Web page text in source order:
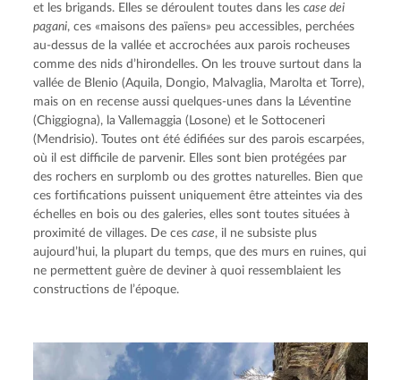
et les brigands. Elles se déroulent toutes dans les case dei
pagani, ces «maisons des païens» peu accessibles, perchées
au-dessus de la vallée et accrochées aux parois rocheuses
comme des nids d’hirondelles. On les trouve surtout dans la
vallée de Blenio (Aquila, Dongio, Malvaglia, Marolta et Torre),
mais on en recense aussi quelques-unes dans la Léventine
(Chiggiogna), la Vallemaggia (Losone) et le Sottoceneri
(Mendrisio). Toutes ont été édifiées sur des parois escarpées,
où il est difficile de parvenir. Elles sont bien protégées par
des rochers en surplomb ou des grottes naturelles. Bien que
ces fortifications puissent uniquement être atteintes via des
échelles en bois ou des galeries, elles sont toutes situées à
proximité de villages. De ces case, il ne subsiste plus
aujourd’hui, la plupart du temps, que des murs en ruines, qui
ne permettent guère de deviner à quoi ressemblaient les
constructions de l’époque.